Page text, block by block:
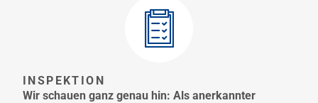
INSPEKTION
Wir schauen ganz genau hin: Als anerkannter